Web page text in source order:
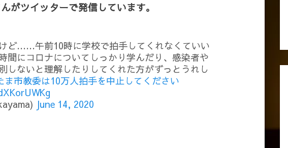
がツイッターで発信しています。
ど……午前10時に学校で拍手してくれなくていい
にコロナについてしっかり学んだり、感染者や
しないと理解したりしてくれた方がずっとうれし
ま市教委は10万人拍手を中止してください
June 14, 2020